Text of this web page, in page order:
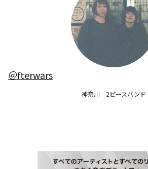
＠fterwars
神奈川　2ピースバンド